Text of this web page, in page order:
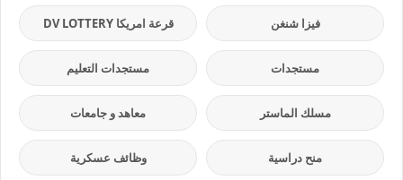
فيزا شنغن قرعة امريكا DV LOTTERY
مستجدات مستجدات التعليم
مسلك الماستر معاهد و جامعات
منح دراسية وظائف عسكرية